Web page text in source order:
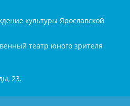
культуры Ярославской
театр юного зрителя
23.